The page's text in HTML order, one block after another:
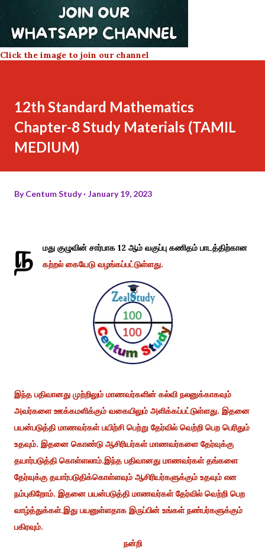
Click the image to join our channel
12th Standard Mathematics
Chapter-8 Study Materials (TAMIL
MEDIUM)
ByCentum Study January 19, 2023
ந
மது குழுவின் சார்பாக 12 ஆம் வகுப்பு கணிதம் பாடத்திற்கான
கற்றல் கையேடு வழங்கப்பட்டுள்ளது.
இந்த பதிவானது முற்றிலும் மாணவர்களின் கல்வி நலனுக்காகவும்
அவர்களை ஊக்கமளிக்கும் வகையிலும் அளிக்கப்பட்டுள்ளது. இதனை
பயன்படுத்தி மாணவர்கள் பயிற்சி பெற்று தேர்வில் வெற்றி பெற பெரிதும்
உதவும். இதனை கொண்டு ஆசிரியர்கள் மாணவர்களை தேர்வுக்கு
தயார்படுத்தி கொள்ளலாம்.இந்த பதிவானது மாணவர்கள் தங்களை
தேர்வுக்கு தயார்படுதிக்கொள்ளவும் ஆசிரியர்களுக்கும் உதவும் என
நம்புகிறோம். இதனை பயன்படுத்தி மாணவர்கள் தேர்வில் வெற்றி பெற
வாழ்த்துக்கள்.இது பயனுள்ளதாக இருப்பின் உங்கள் நண்பர்களுக்கும்
பகிரவும்.
நன்றி